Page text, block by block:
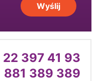
Wyślij
22 397 41 93
881 389 389